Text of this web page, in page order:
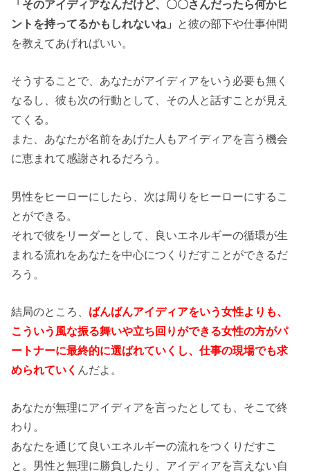
「そのアイディアなんだけど、〇〇さんだったら何かヒ
ントを持ってるかもしれないね」 と彼の部下や仕事仲間
を教えてあげればいい。
そうすることで、あなたがアイディアをいう必要も無く
なるし、彼も次の行動として、その人と話すことが見え
てくる。
また、あなたが名前をあげた人もアイディアを言う機会
に恵まれて感謝されるだろう。
男性をヒーローにしたら、次は周りをヒーローにするこ
とができる。
それで彼をリーダーとして、良いエネルギーの循環が生
まれる流れをあなたを中心につくりだすことができるだ
ろう。
結局のところ、 ばんばんアイディアをいう女性よりも、
こういう風な振る舞いや立ち回りができる女性の方がパ
ートナーに最終的に選ばれていくし、仕事の現場でも求
められていく んだよ。
あなたが無理にアイディアを言ったとしても、そこで終
わり。
あなたを通じて良いエネルギーの流れをつくりだすこ
と。男性と無理に勝負したり、アイディアを言えない自